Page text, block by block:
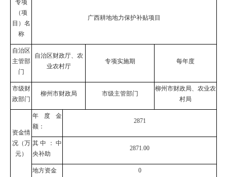
专项
（项
目）名
称
广西耕地地力保护补贴项目
自治区
主管部
门
自治区财政厅、农
业农村厅
专项实施期 每年度
市级财
政部门
柳州市财政局 市级主管部门
柳州市财政局、农业农
村局
资金情
况（万
元）
年度金
额：
2871
其中：中
央补助
2871.00
地方资金 0